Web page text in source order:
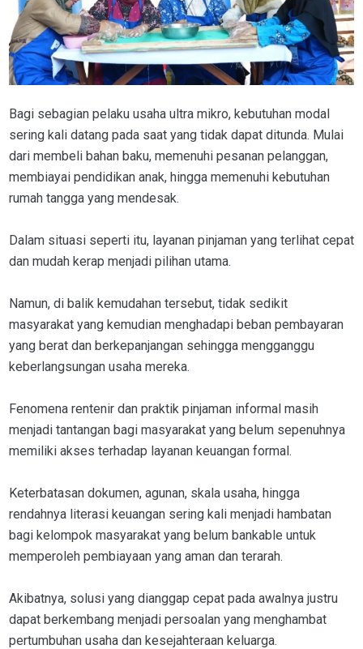
Bagi sebagian pelaku usaha ultra mikro, kebutuhan modal
sering kali datang pada saat yang tidak dapat ditunda. Mulai
dari membeli bahan baku, memenuhi pesanan pelanggan,
membiayai pendidikan anak, hingga memenuhi kebutuhan
rumah tangga yang mendesak.
Dalam situasi seperti itu, layanan pinjaman yang terlihat cepat
dan mudah kerap menjadi pilihan utama.
Namun, di balik kemudahan tersebut, tidak sedikit
masyarakat yang kemudian menghadapi beban pembayaran
yang berat dan berkepanjangan sehingga mengganggu
keberlangsungan usaha mereka.
Fenomena rentenir dan praktik pinjaman informal masih
menjadi tantangan bagi masyarakat yang belum sepenuhnya
memiliki akses terhadap layanan keuangan formal.
Keterbatasan dokumen, agunan, skala usaha, hingga
rendahnya literasi keuangan sering kali menjadi hambatan
bagi kelompok masyarakat yang belum bankable untuk
memperoleh pembiayaan yang aman dan terarah.
Akibatnya, solusi yang dianggap cepat pada awalnya justru
dapat berkembang menjadi persoalan yang menghambat
pertumbuhan usaha dan kesejahteraan keluarga.